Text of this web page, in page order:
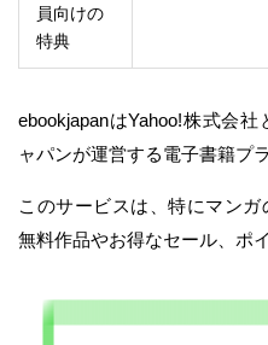
員向けの
特典
ebookjapanはYahoo!株式会
ャパンが運営する電子書籍プ
このサービスは、特にマン
無料作品やお得なセール、ポ